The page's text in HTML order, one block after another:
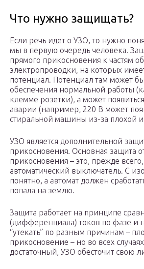
Что нужно защищать?
Если речь идет о УЗО, то нужно
мы в первую очередь человека.
прямого прикосновения к частям
электропроводки, на которых
потенциал. Потенциал там может
обеспечения нормальной работы
клемме розетки), а может
аварии (например, 220 В может
стиральной машины из-за плохой
УЗО является дополнительной
прикосновения. Основная защита
прикосновения – это, прежде
автоматический выключатель. С
понятно, а автомат должен
попала на землю.
Защита работает на принципе
(дифференциала) токов по фазе и
“утекать” по разным причинам –
прикосновение – но во всех
достаточный, УЗО обесточит свою